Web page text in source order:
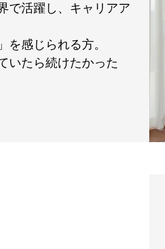
で活躍し、キャリアア
感じられる方。
いたら続けたかった